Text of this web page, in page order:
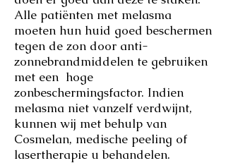
Alle patiënten met melasma
moeten hun huid goed beschermen
tegen de zon door anti-
zonnebrandmiddelen te gebruiken
met een hoge
zonbeschermingsfactor. Indien
melasma niet vanzelf verdwijnt,
kunnen wij met behulp van
Cosmelan, medische peeling of
lasertherapie u behandelen.